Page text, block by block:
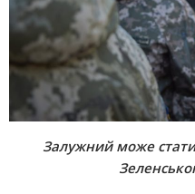
Залужний може